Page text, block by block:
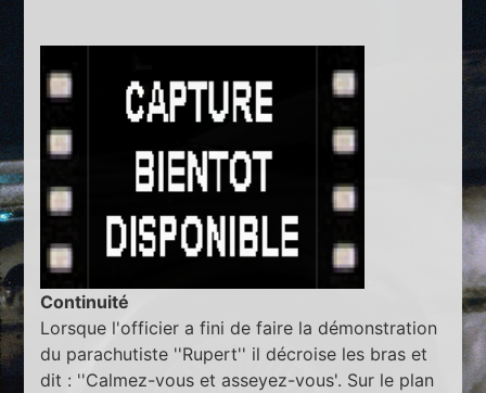
Continuité
Lorsque l'officier a fini de faire la démonstration
du parachutiste ''Rupert'' il décroise les bras et
dit : ''Calmez-vous et asseyez-vous'. Sur le plan